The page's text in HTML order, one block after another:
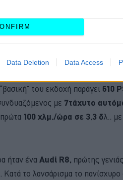
Data Deletion Data Access
δεδομένου ότι
χρήστες του δρόμου και
του εκδοχή παράγει 610
με 7τάχυτο
100 χλμ./ώρα σε 3,3 δλ.,
ήταν ένα Audi R8, πρώτης
. Κατά το λανσάρισμα το πανίσχυρο